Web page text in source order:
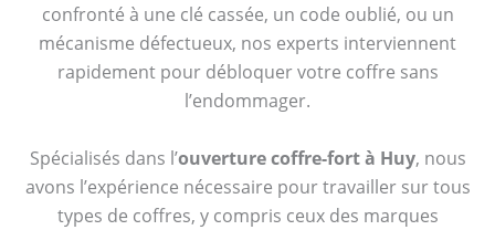
confronté à une clé cassée, un code oublié, ou un
mécanisme défectueux, nos experts interviennent
rapidement pour débloquer votre coffre sans
l’endommager.
Spécialisés dans l’ouverture coffre-fort à Huy, nous
avons l’expérience nécessaire pour travailler sur tous
types de coffres, y compris ceux des marques